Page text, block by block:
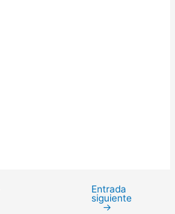
Entrada
siguiente
→